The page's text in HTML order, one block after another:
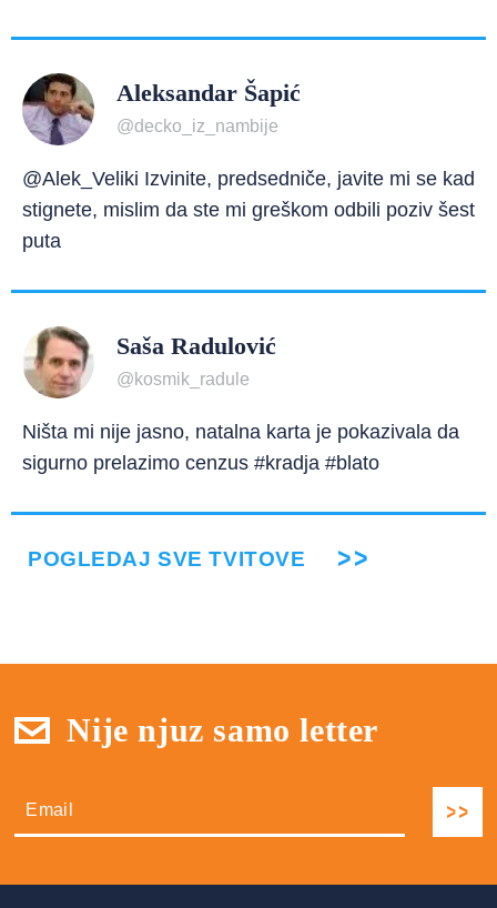
Aleksandar Šapić
@decko_iz_nambije
@Alek_Veliki Izvinite, predsedniče, javite mi se kad
stignete, mislim da ste mi greškom odbili poziv šest
puta
Saša Radulović
@kosmik_radule
Ništa mi nije jasno, natalna karta je pokazivala da
sigurno prelazimo cenzus #kradja #blato
POGLEDAJ SVE TVITOVE
Nije njuz samo letter